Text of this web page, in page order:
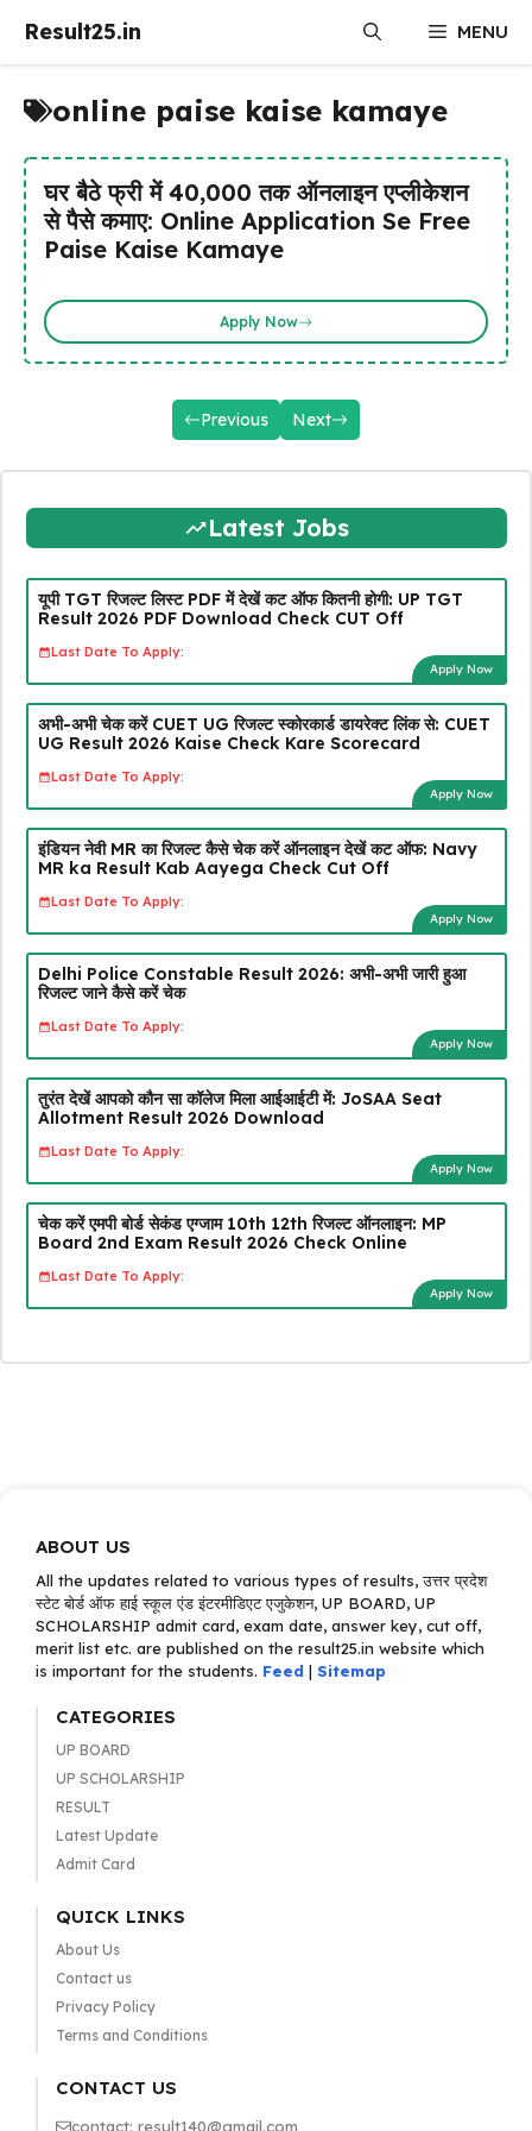
Result25.in MENU
online paise kaise kamaye
घर बैठे फ्री में ₹40,000 तक ऑनलाइन एप्लीकेशन
से पैसे कमाए: Online Application Se Free
Paise Kaise Kamaye
Apply Now
Previous Next
Latest Jobs
यूपी TGT रिजल्ट लिस्ट PDF में देखें कट ऑफ कितनी होगी: UP TGT
Result 2026 PDF Download Check CUT Off
Last Date To Apply:
Apply Now
अभी-अभी चेक करें CUET UG रिजल्ट स्कोरकार्ड डायरेक्ट लिंक से: CUET
UG Result 2026 Kaise Check Kare Scorecard
Last Date To Apply:
Apply Now
इंडियन नेवी MR का रिजल्ट कैसे चेक करें ऑनलाइन देखें कट ऑफ: Navy
MR ka Result Kab Aayega Check Cut Off
Last Date To Apply:
Apply Now
Delhi Police Constable Result 2026: अभी-अभी जारी हुआ
रिजल्ट जाने कैसे करें चेक
Last Date To Apply:
Apply Now
तुरंत देखें आपको कौन सा कॉलेज मिला आईआईटी में: JoSAA Seat
Allotment Result 2026 Download
Last Date To Apply:
Apply Now
चेक करें एमपी बोर्ड सेकंड एग्जाम 10th 12th रिजल्ट ऑनलाइन: MP
Board 2nd Exam Result 2026 Check Online
Last Date To Apply:
Apply Now
ABOUT US
All the updates related to various types of results, उत्तर प्रदेश
स्टेट बोर्ड ऑफ हाई स्कूल एंड इंटरमीडिएट एजुकेशन, UP BOARD, UP
SCHOLARSHIP admit card, exam date, answer key, cut off,
merit list etc. are published on the result25.in website which
is important for the students. Feed | Sitemap
CATEGORIES
UP BOARD
UP SCHOLARSHIP
RESULT
Latest Update
Admit Card
QUICK LINKS
About Us
Contact us
Privacy Policy
Terms and Conditions
CONTACT US
contact: result140@gmail.com